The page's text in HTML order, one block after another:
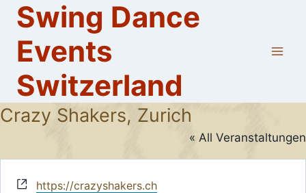
Skip
content
Swing Dance
Events
Switzerland
Crazy Shakers, Zurich
« All Veranstaltungen
Website
https://crazyshakers.ch